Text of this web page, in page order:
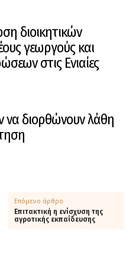
διοικητικών
γεωργούς και
στις Ενιαίες
να διορθώνουν λάθη
Επόμενο άρθρο
Επιτακτική η ενίσχυση της
αγροτικής εκπαίδευσης